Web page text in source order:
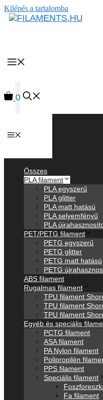
Kilépés a tartalomba
0
Összes
PLA filament
PLA egyszerű
PLA glitter
PLA matt hatású
PLA selyemfényű
PLA
PET/PETG filament
PETG egyszerű
PETG glitter
PETG matt hatású
PETG
ABS filament
Rugalmas filament
TPU filament
TPU filament
TPU filament
Egyéb és speciális
PCTG filament
ASA filament
PA Nylon filament
Polipropilén
PPS filament
Speciális filament
Fa filament